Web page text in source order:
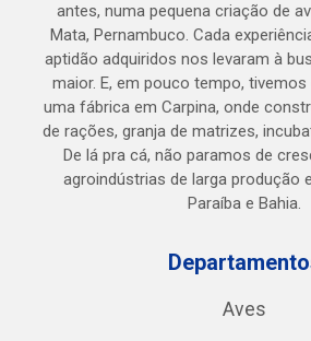
antes, numa pequena criação de
Mata, Pernambuco. Cada
aptidão adquiridos nos levaram à
maior. E, em pouco tempo, tivemos
uma fábrica em Carpina, onde
de rações, granja de matrizes,
De lá pra cá, não paramos de
agroindústrias de larga produção
Paraíba e Bahia.
Aves